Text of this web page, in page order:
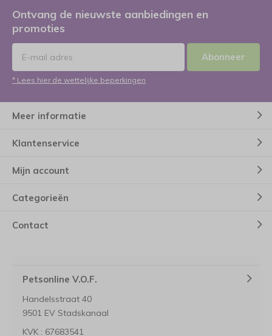
Ontvang de nieuwste aanbiedingen en
promoties
Abonneer
* Lees hier de wettelijke beperkingen
Meer informatie
Klantenservice
Mijn account
Categorieën
Contact
Petsonline V.O.F.
Handelsstraat 40
9501 EV Stadskanaal
KVK : 67683541